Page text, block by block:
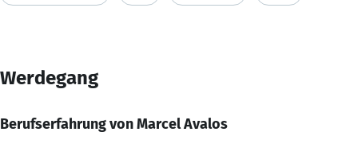
Werdegang
Berufserfahrung von Marcel Avalos